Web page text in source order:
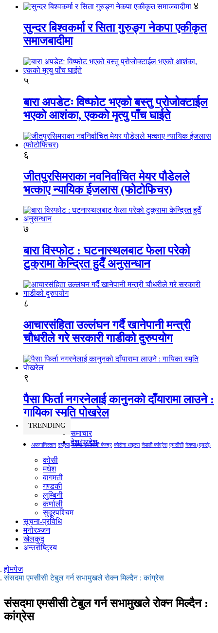
४
सुन्दर बिश्वकर्मा र सिता गुरुङ्ग नेकपा एकीकृत
समाजबादीमा
५
बारा अपडेटः विष्फोट भएको बस्तु प्रोजोक्टाईल
भएको आशंका, एकको मृत्यु पाँच घाईते
६
जीतपुरसिमराका नवनिर्वाचित मेयर पौडेलले
भत्काए न्यायिक ईजलास (फोटोफिचर)
७
बारा विस्फोट : घटनास्थलबाट फेला परेको
टुक्रामा केन्द्रित हुदैँ अनुसन्धान
८
आचारसंहिता उल्लंघन गर्दै खानेपानी मन्त्री
चौधरीले गरे सरकारी गाडीको दुरुपयोग
९
पैसा फिर्ता नगरनेलाई कानुनको दाँयारामा लाउने :
गायिका स्‍मृति पोखरेल
TRENDING
अफगानिस्तान राप्रपा नेकपा माओवादी केन्द्र कोरोना भाइरस नेपाली कांग्रेस एमसीसी नेकपा (एमाले)
समाचार
देश/प्रदेश
कोसी
मधेश
बागमती
गण्डकी
लुम्बिनी
कर्णाली
सुदूरपश्चिम
सूचना-प्रविधि
मनोरञ्जन
खेलकुद
अन्तर्राष्ट्रिय
होमपेज
संसदमा एमसीसी टेबुल गर्न सभामुखले रोक्न मिल्दैन : कांग्रेस
संसदमा एमसीसी टेबुल गर्न सभामुखले रोक्न मिल्दैन :
कांग्रेस